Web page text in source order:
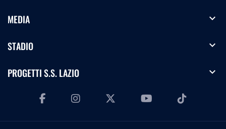
MEDIA expand_more
STADIO expand_more
PROGETTI S.S. LAZIO expand_more